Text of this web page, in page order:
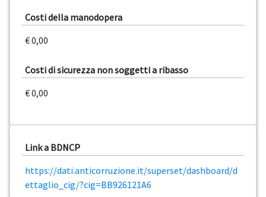
Costi della manodopera
€ 0,00
Costi di sicurezza non soggetti a ribasso
€ 0,00
Link a BDNCP
https://dati.anticorruzione.it/superset/dashboard/d
ettaglio_cig/?cig=BB926121A6